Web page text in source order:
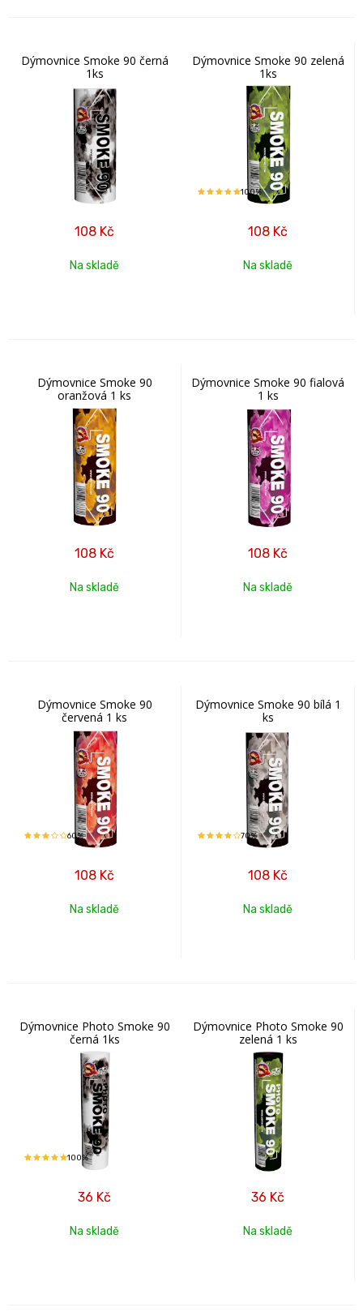
Dýmovnice Smoke 90 černá
1ks
108 Kč
Na skladě
Dýmovnice Smoke 90 zelená
1ks
100%
108 Kč
Na skladě
Dýmovnice Smoke 90
oranžová 1 ks
108 Kč
Na skladě
Dýmovnice Smoke 90 fialová
1 ks
108 Kč
Na skladě
Dýmovnice Smoke 90
červená 1 ks
60%
108 Kč
Na skladě
Dýmovnice Smoke 90 bílá 1
ks
70%
108 Kč
Na skladě
Dýmovnice Photo Smoke 90
černá 1ks
100%
36 Kč
Na skladě
Dýmovnice Photo Smoke 90
zelená 1 ks
36 Kč
Na skladě